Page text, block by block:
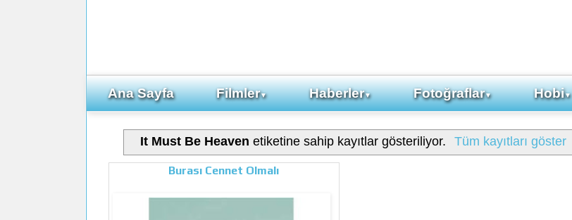
Ana Sayfa Filmler▼ Haberler▼ Fotoğraflar▼ Hobi▼
It Must Be Heaven etiketine sahip kayıtlar gösteriliyor. Tüm kayıtları göster
Burası Cennet Olmalı